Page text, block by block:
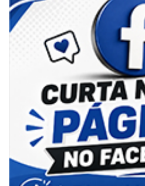
discutir políticas públicas e inovação
BALNEÁRIO CAMBORIÚ